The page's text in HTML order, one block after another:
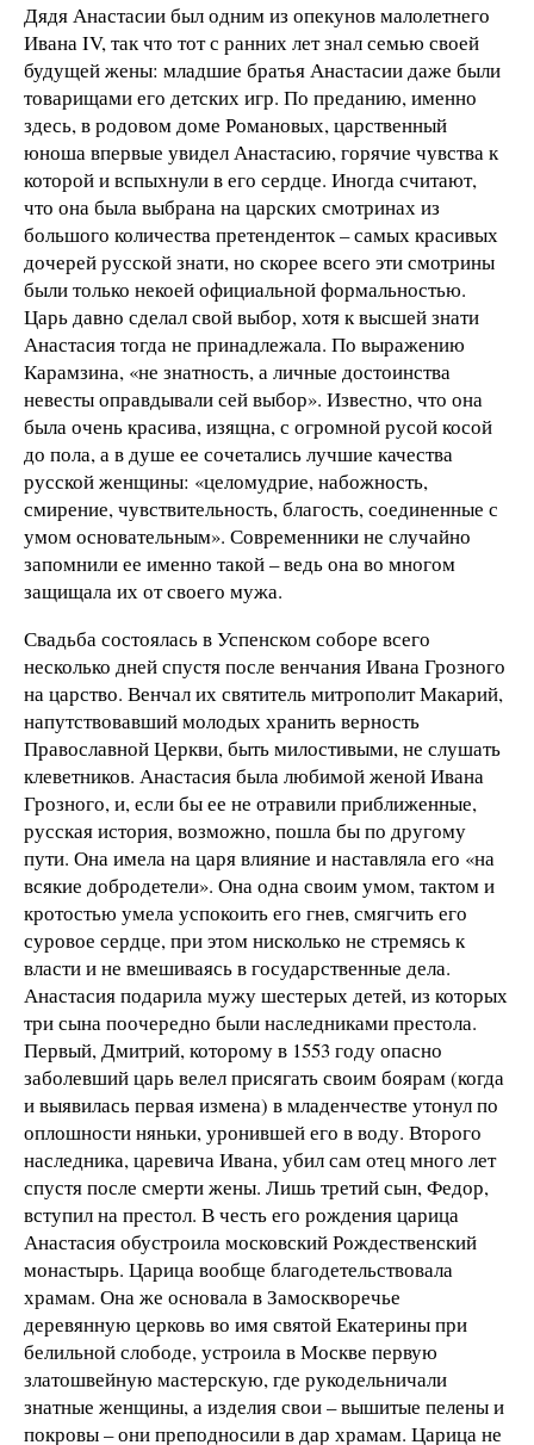
Дядя Анастасии был одним из опекунов малолетнего
Ивана IV, так что тот с ранних лет знал семью своей
будущей жены: младшие братья Анастасии даже были
товарищами его детских игр. По преданию, именно
здесь, в родовом доме Романовых, царственный
юноша впервые увидел Анастасию, горячие чувства к
которой и вспыхнули в его сердце. Иногда считают,
что она была выбрана на царских смотринах из
большого количества претенденток – самых красивых
дочерей русской знати, но скорее всего эти смотрины
были только некоей официальной формальностью.
Царь давно сделал свой выбор, хотя к высшей знати
Анастасия тогда не принадлежала. По выражению
Карамзина, «не знатность, а личные достоинства
невесты оправдывали сей выбор». Известно, что она
была очень красива, изящна, с огромной русой косой
до пола, а в душе ее сочетались лучшие качества
русской женщины: «целомудрие, набожность,
смирение, чувствительность, благость, соединенные с
умом основательным». Современники не случайно
запомнили ее именно такой – ведь она во многом
защищала их от своего мужа.
Свадьба состоялась в Успенском соборе всего
несколько дней спустя после венчания Ивана Грозного
на царство. Венчал их святитель митрополит Макарий,
напутствовавший молодых хранить верность
Православной Церкви, быть милостивыми, не слушать
клеветников. Анастасия была любимой женой Ивана
Грозного, и, если бы ее не отравили приближенные,
русская история, возможно, пошла бы по другому
пути. Она имела на царя влияние и наставляла его «на
всякие добродетели». Она одна своим умом, тактом и
кротостью умела успокоить его гнев, смягчить его
суровое сердце, при этом нисколько не стремясь к
власти и не вмешиваясь в государственные дела.
Анастасия подарила мужу шестерых детей, из которых
три сына поочередно были наследниками престола.
Первый, Дмитрий, которому в 1553 году опасно
заболевший царь велел присягать своим боярам (когда
и выявилась первая измена) в младенчестве утонул по
оплошности няньки, уронившей его в воду. Второго
наследника, царевича Ивана, убил сам отец много лет
спустя после смерти жены. Лишь третий сын, Федор,
вступил на престол. В честь его рождения царица
Анастасия обустроила московский Рождественский
монастырь. Царица вообще благодетельствовала
храмам. Она же основала в Замоскворечье
деревянную церковь во имя святой Екатерины при
белильной слободе, устроила в Москве первую
златошвейную мастерскую, где рукодельничали
знатные женщины, а изделия свои – вышитые пелены и
покровы – они преподносили в дар храмам. Царица не